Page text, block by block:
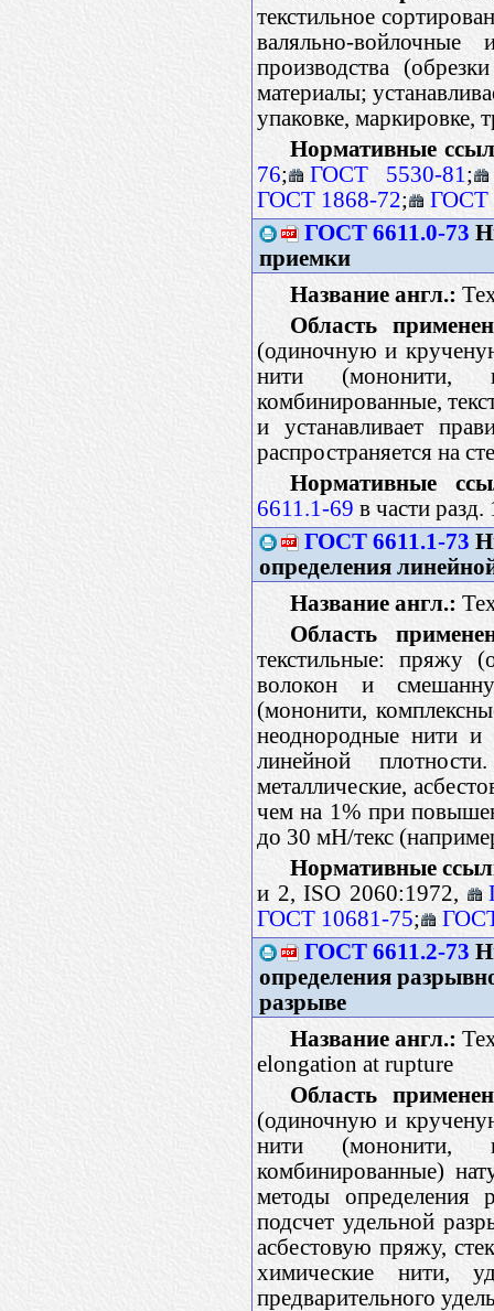
текстильное
валяльно-
производства
материалы;
упаковке, маркировке,
Нормативные
76; ГОСТ 5530-81 ;
ГОСТ 1868-72;
ГОСТ
ГОСТ 6611.0-73
приемки
Название англ.:
Область
(одиночную и
нити (мононити,
комбинированные,
и устанавливает
распространяется на
Нормативные
6611.1-69 в части
ГОСТ 6611.1-73
определения
Название англ.:
Область
текстильные: пряжу
волокон и
(мононити,
неоднородные нити и
линейной
металлические,
чем на 1% при
до 30 мН/текс
Нормативные
и 2, ISO 2060:1972,
ГОСТ 10681-75;
ГОСТ 6611.2-73
определения
разрыве
Название англ.:
elongation at rupture
Область
(одиночную и
нити (мононити,
комбинированные)
методы определения
подсчет удельной
асбестовую пряжу,
химические нити,
предварительного